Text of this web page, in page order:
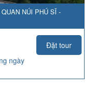
NÚI PHÚ SĨ -
Đặt tour
ngày